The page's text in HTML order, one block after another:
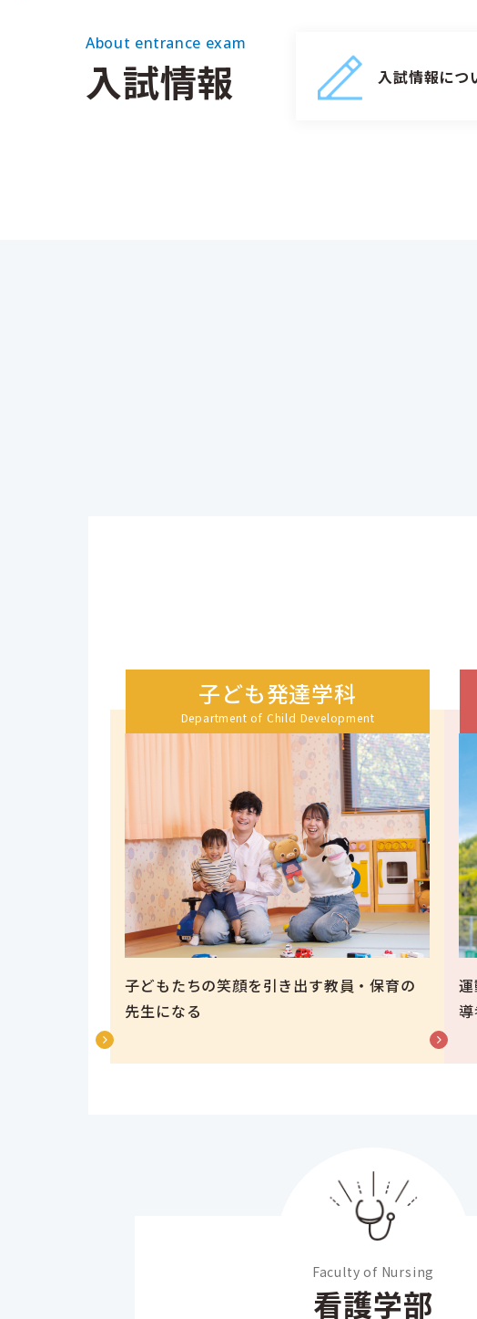
About entrance exam
入試情報 入試情報につ
子ども発達学科
Department of Child Development
子どもたちの笑顔を引き出す教員・保育の
先生になる
Faculty of Nursing
看護学部